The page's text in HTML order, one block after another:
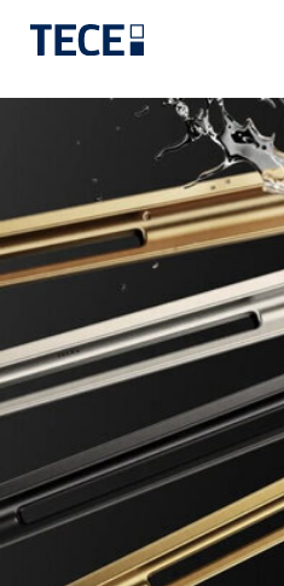
Skip to main content